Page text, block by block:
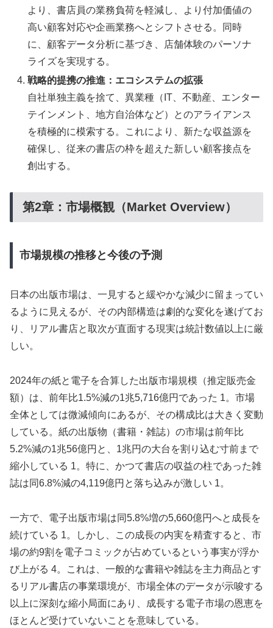
より、書店員の業務負荷を軽減し、より付加価値の
高い顧客対応や企画業務へとシフトさせる。同時
に、顧客データ分析に基づき、店舗体験のパーソナ
ライズを実現する。
戦略的提携の推進：エコシステムの拡張
自社単独主義を捨て、異業種（IT、不動産、エンター
テインメント、地方自治体など）とのアライアンス
を積極的に模索する。これにより、新たな収益源を
確保し、従来の書店の枠を超えた新しい顧客接点を
創出する。
第2章：市場概観（Market Overview）
市場規模の推移と今後の予測
日本の出版市場は、一見すると緩やかな減少に留まってい
るように見えるが、その内部構造は劇的な変化を遂げてお
り、リアル書店と取次が直面する現実は統計数値以上に厳
しい。
2024年の紙と電子を合算した出版市場規模（推定販売金
額）は、前年比1.5%減の1兆5,716億円であった 1。市場
全体としては微減傾向にあるが、その構成比は大きく変動
している。紙の出版物（書籍・雑誌）の市場は前年比
5.2%減の1兆56億円と、1兆円の大台を割り込む寸前まで
縮小している 1。特に、かつて書店の収益の柱であった雑
誌は同6.8%減の4,119億円と落ち込みが激しい 1。
一方で、電子出版市場は同5.8%増の5,660億円へと成長を
続けている 1。しかし、この成長の内実を精査すると、市
場の約9割を電子コミックが占めているという事実が浮か
び上がる 4。これは、一般的な書籍や雑誌を主力商品とす
るリアル書店の事業環境が、市場全体のデータが示唆する
以上に深刻な縮小局面にあり、成長する電子市場の恩恵を
ほとんど受けていないことを意味している。